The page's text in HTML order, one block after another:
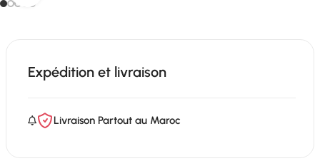
Expédition et livraison
Livraison Partout au Maroc